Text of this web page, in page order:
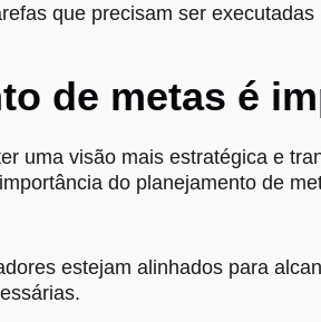
que precisam ser
de metas é
uma visão mais estratégica e
do planejamento de
estejam alinhados para